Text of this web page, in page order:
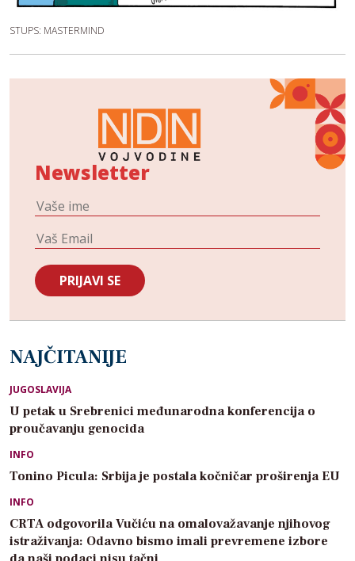
STUPS: MASTERMIND
Newsletter
NAJČITANIJE
JUGOSLAVIJA
U petak u Srebrenici međunarodna konferencija o
proučavanju genocida
INFO
Tonino Picula: Srbija je postala kočničar proširenja EU
INFO
CRTA odgovorila Vučiću na omalovažavanje njihovog
istraživanja: Odavno bismo imali prevremene izbore